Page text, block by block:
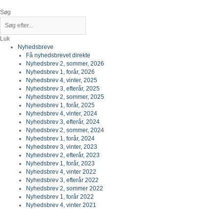
til
Søg
Luk
Nyhedsbreve
Få nyhedsbrevet direkte
Nyhedsbrev 2, sommer, 2026
Nyhedsbrev 1, forår, 2026
Nyhedsbrev 4, vinter, 2025
Nyhedsbrev 3, efterår, 2025
Nyhedsbrev 2, sommer, 2025
Nyhedsbrev 1, forår, 2025
Nyhedsbrev 4, vinter, 2024
Nyhedsbrev 3, efterår, 2024
Nyhedsbrev 2, sommer, 2024
Nyhedsbrev 1, forår, 2024
Nyhedsbrev 3, vinter, 2023
Nyhedsbrev 2, efterår, 2023
Nyhedsbrev 1, forår, 2023
Nyhedsbrev 4, vinter 2022
Nyhedsbrev 3, efterår 2022
Nyhedsbrev 2, sommer 2022
Nyhedsbrev 1, forår 2022
Nyhedsbrev 4, vinter 2021